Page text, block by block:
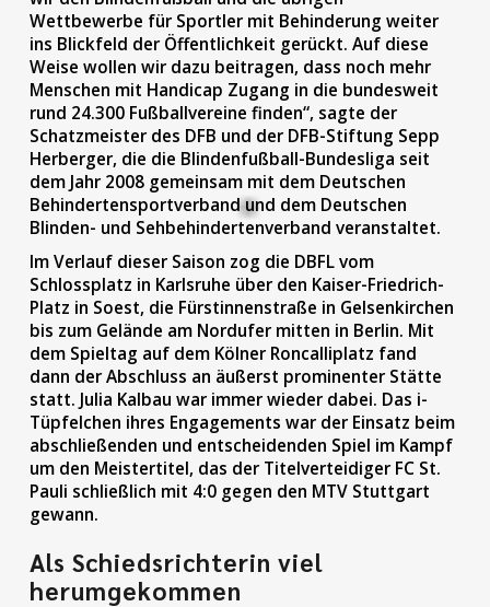
Wettbewerbe für Sportler mit Behinderung weiter
ins Blickfeld der Öffentlichkeit gerückt. Auf diese
Weise wollen wir dazu beitragen, dass noch mehr
Menschen mit Handicap Zugang in die bundesweit
rund 24.300 Fußballvereine finden“, sagte der
Schatzmeister des DFB und der DFB-Stiftung Sepp
Herberger, die die Blindenfußball-Bundesliga seit
dem Jahr 2008 gemeinsam mit dem Deutschen
Behindertensportverband und dem Deutschen
Blinden- und Sehbehindertenverband veranstaltet.
Im Verlauf dieser Saison zog die DBFL vom
Schlossplatz in Karlsruhe über den Kaiser-Friedrich-
Platz in Soest, die Fürstinnenstraße in Gelsenkirchen
bis zum Gelände am Nordufer mitten in Berlin. Mit
dem Spieltag auf dem Kölner Roncalliplatz fand
dann der Abschluss an äußerst prominenter Stätte
statt. Julia Kalbau war immer wieder dabei. Das i-
Tüpfelchen ihres Engagements war der Einsatz beim
abschließenden und entscheidenden Spiel im Kampf
um den Meistertitel, das der Titelverteidiger FC St.
Pauli schließlich mit 4:0 gegen den MTV Stuttgart
gewann.
Als Schiedsrichterin viel
herumgekommen